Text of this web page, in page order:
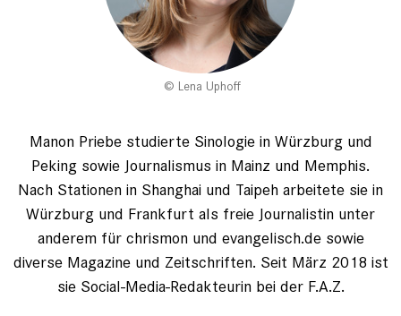
Lena Uphoff
Manon Priebe studierte Sinologie in Würzburg und
Peking sowie Journalismus in Mainz und Memphis.
Nach Stationen in Shanghai und Taipeh arbeitete sie in
Würzburg und Frankfurt als freie Journalistin unter
anderem für chrismon und evangelisch.de sowie
diverse Magazine und Zeitschriften. Seit März 2018 ist
sie Social-Media-Redakteurin bei der F.A.Z.